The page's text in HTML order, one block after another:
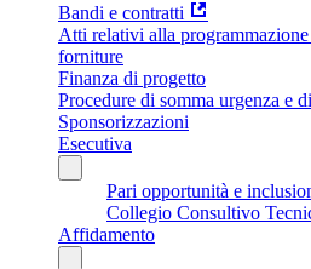
Bandi e contratti
Atti relativi alla
forniture
Finanza di progetto
Procedure di somma urgenza e
Sponsorizzazioni
Esecutiva
Pari opportunità e
Collegio Consultivo
Affidamento